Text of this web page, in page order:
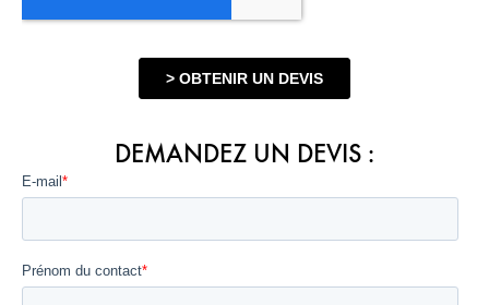
DEMANDEZ UN DEVIS :